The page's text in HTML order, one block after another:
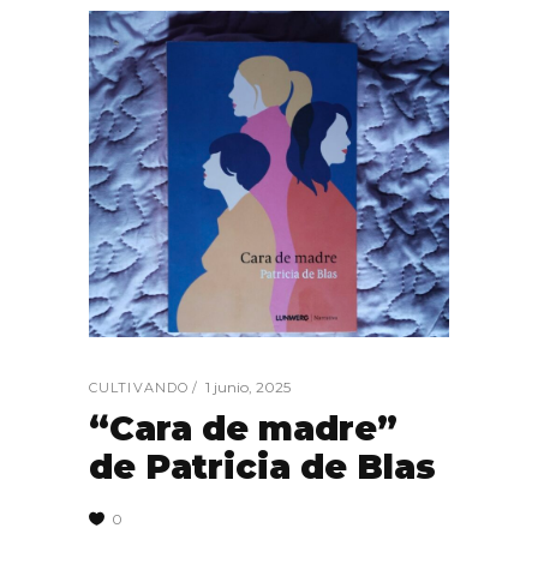
CULTIVANDO 1 junio, 2025
“Cara de madre”
de Patricia de Blas
0